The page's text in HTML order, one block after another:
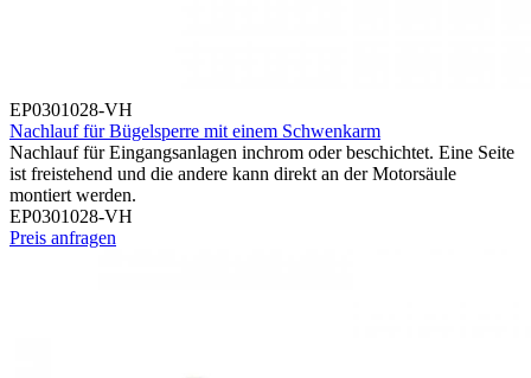
EP0301028-VH
Nachlauf für Bügelsperre mit einem Schwenkarm
Nachlauf für Eingangsanlagen inchrom oder beschichtet. Eine Seite
ist freistehend und die andere kann direkt an der Motorsäule
montiert werden.
EP0301028-VH
Preis anfragen